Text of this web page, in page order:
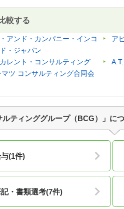
較する
アンド・カンパニー・インコ
・ジャパン
ア
レント・コンサルティング
ツ コンサルティング合同会
ルティンググループ（BCG）」に
(1件)
・書類選考(7件)